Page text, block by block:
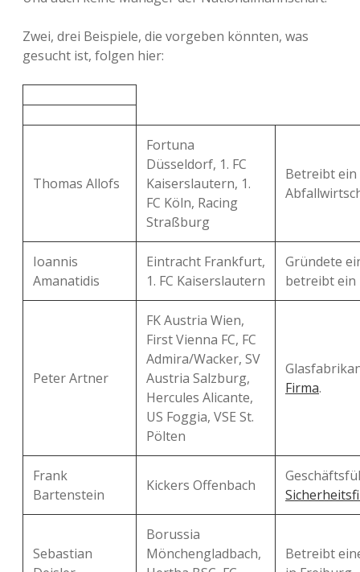
Zwei, drei Beispiele, die vorgeben könnten, was
gesucht ist, folgen hier:
Thomas Allofs
Fortuna
Düsseldorf, 1. FC
Kaiserslautern, 1.
FC Köln, Racing
Straßburg
Betreibt
Ioannis
Amanatidis
Eintracht Frankfurt,
1. FC Kaiserslautern
Gründete
betreibt ein
Peter Artner
FK Austria Wien,
First Vienna FC, FC
Admira/Wacker, SV
Austria Salzburg,
Hercules Alicante,
US Foggia, VSE St.
Pölten
Firma.
Frank
Bartenstein
Kickers Offenbach
Sebastian
Borussia
Mönchengladbach,
Betreibt